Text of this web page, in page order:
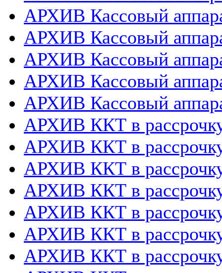
АРХИВ Кассовый
АРХИВ Кассовый
АРХИВ Кассовый
АРХИВ Кассовый
АРХИВ Кассовый
АРХИВ ККТ в
АРХИВ ККТ в
АРХИВ ККТ в
АРХИВ ККТ в
АРХИВ ККТ в
АРХИВ ККТ в
АРХИВ ККТ в